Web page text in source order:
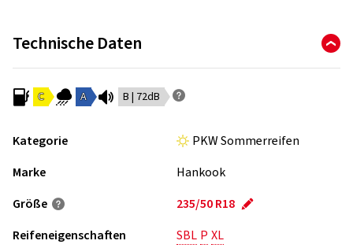
Technische Daten
C A B | 72dB
Kategorie
PKW Sommerreifen
Marke
Hankook
Größe
235/50 R18
Reifeneigenschaften
SBL P XL